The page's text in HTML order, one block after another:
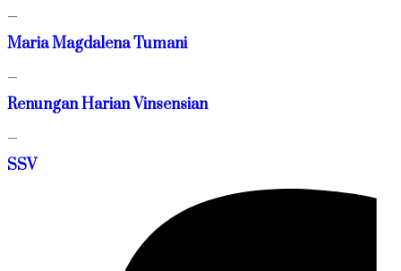
—
Maria Magdalena Tumani
—
Renungan Harian Vinsensian
—
SSV